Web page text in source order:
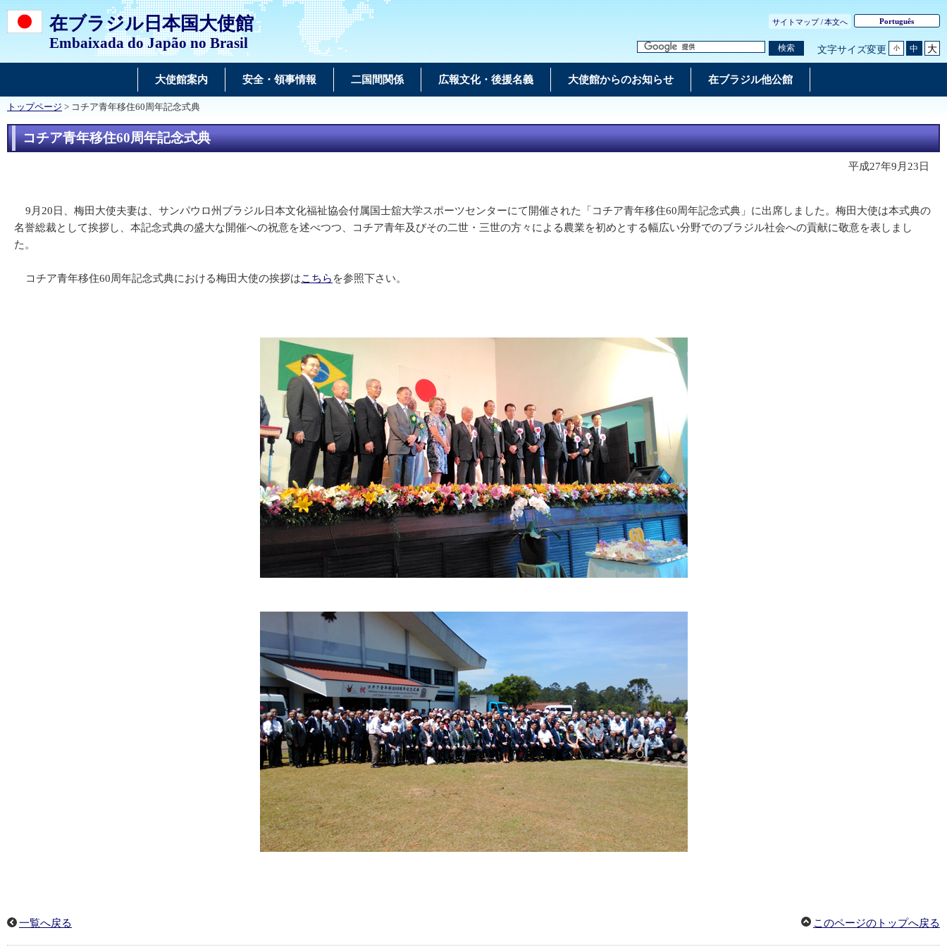
在ブラジル日本国大使館
Embaixada do Japão no Brasil
サイトマップ /本文へ Português
検索 文字サイズ変更 小 中 大
大使館案内 安全・領事情報 二国間関係 広報文化・後援名義 大使館からのお知らせ 在ブラジル他公館
トップページ > コチア青年移住60周年記念式典
コチア青年移住60周年記念式典
平成27年9月23日
9月20日、梅田大使夫妻は、サンパウロ州ブラジル日本文化福祉協会付属国士舘大学スポーツセンターにて開催された「コチア青年移住60周年記念式典」に出席しました。梅田大使は本式典の
名誉総裁として挨拶し、本記念式典の盛大な開催への祝意を述べつつ、コチア青年及びその二世・三世の方々による農業を初めとする幅広い分野でのブラジル社会への貢献に敬意を表しまし
た。
コチア青年移住60周年記念式典における梅田大使の挨拶はこちら を参照下さい。
一覧へ戻る このページのトップへ戻る